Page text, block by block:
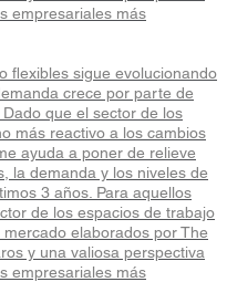
empresariales más
flexibles sigue evolucionando
crece por parte de
que el sector de los
más reactivo a los cambios
ayuda a poner de relieve
la demanda y los niveles de
3 años. Para aquellos
de los espacios de trabajo
elaborados por The
y una valiosa perspectiva
empresariales más